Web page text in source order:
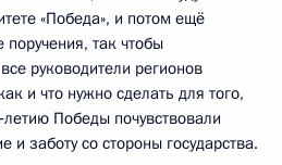
«Победа», и потом ещё
так чтобы
руководители регионов
и что нужно сделать для того,
Победы почувствовали
и заботу со стороны государства.